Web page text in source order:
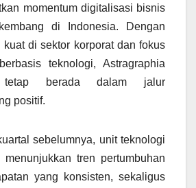
momentum digitalisasi bisnis
di Indonesia. Dengan
di sektor korporat dan fokus
teknologi, Astragraphia
tetap berada dalam jalur
positif.
sebelumnya, unit teknologi
menunjukkan tren pertumbuhan
yang konsisten, sekaligus